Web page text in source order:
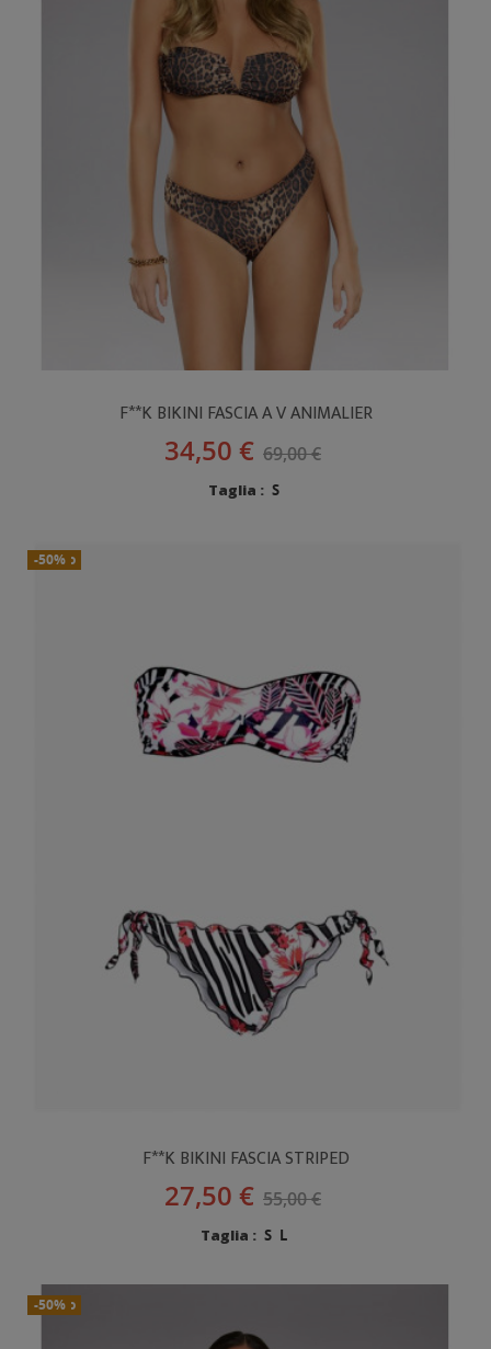
F**K BIKINI FASCIA A V ANIMALIER
34,50 € 69,00 €
Taglia : S
Nuovo
F**K BIKINI FASCIA STRIPED
27,50 € 55,00 €
-50%
Taglia : S L
Nuovo
-50%